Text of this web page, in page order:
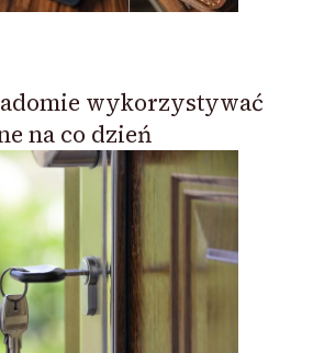
wykorzystywać
na co dzień